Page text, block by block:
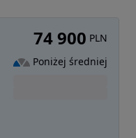
74 900 PLN
Poniżej średniej